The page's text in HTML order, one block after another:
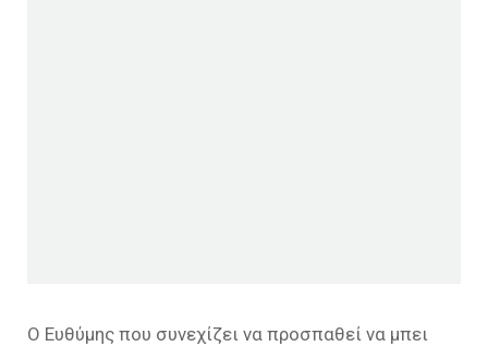
Ο Ευθύμης που συνεχίζει να προσπαθεί να μπει